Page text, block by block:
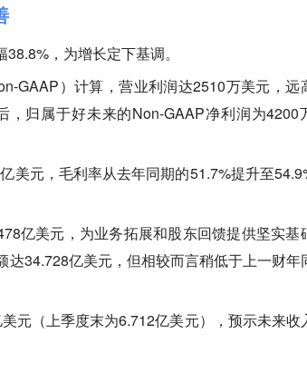
，为增长定下基调。
GAAP）计算，营业利润达2510万美元，远
归属于好未来的Non-GAAP净利润为4200
美元，毛利率从去年同期的51.7%提升至
亿美元，为业务拓展和股东回馈提供坚实基
34.728亿美元，但相较而言稍低于上一财年
元（上季度末为6.712亿美元），预示未来收